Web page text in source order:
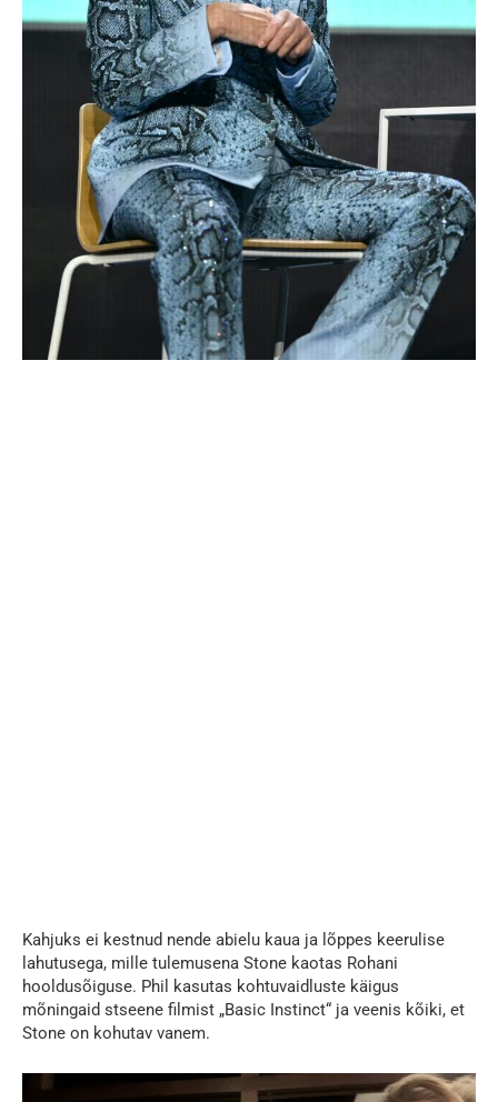
Kahjuks ei kestnud nende abielu kaua ja lõppes keerulise
lahutusega, mille tulemusena Stone kaotas Rohani
hooldusõiguse. Phil kasutas kohtuvaidluste käigus
mõningaid stseene filmist „Basic Instinct“ ja veenis kõiki, et
Stone on kohutav vanem.